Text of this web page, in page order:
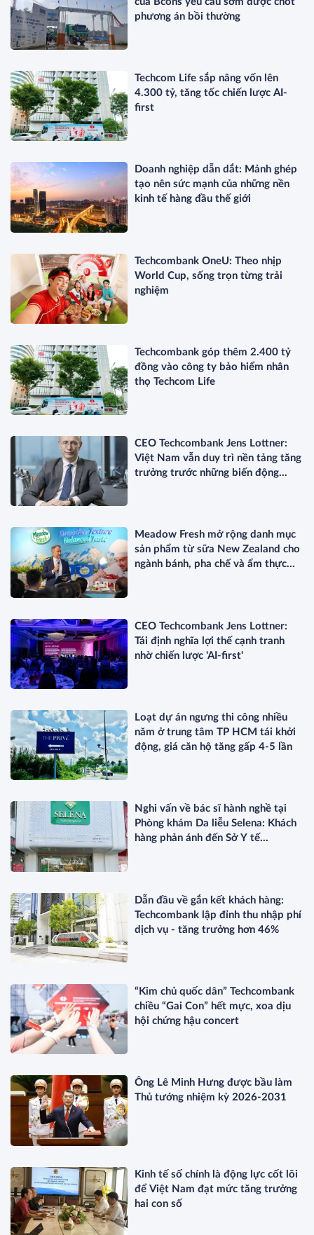
phương án bồi thường
Techcom Life sắp nâng vốn lên
4.300 tỷ, tăng tốc chiến lược AI-
first
Doanh nghiệp dẫn dắt: Mảnh ghép
tạo nên sức mạnh của những nền
kinh tế hàng đầu thế giới
Techcombank OneU: Theo nhịp
World Cup, sống trọn từng trải
nghiệm
Techcombank góp thêm 2.400 tỷ
đồng vào công ty bảo hiểm nhân
thọ Techcom Life
CEO Techcombank Jens Lottner:
Việt Nam vẫn duy trì nền tảng tăng
trưởng trước những biến động
Meadow Fresh mở rộng danh mục
sản phẩm từ sữa New Zealand cho
ngành bánh, pha chế và ẩm thực
CEO Techcombank Jens Lottner:
Tái định nghĩa lợi thế cạnh tranh
nhờ chiến lược 'AI-first'
Loạt dự án ngưng thi công nhiều
năm ở trung tâm TP HCM tái khởi
động, giá căn hộ tăng gấp 4-5 lần
Nghi vấn về bác sĩ hành nghề tại
Phòng khám Da liễu Selena: Khách
hàng phản ánh đến Sở Y tế
Dẫn đầu về gắn kết khách hàng:
Techcombank lập đỉnh thu nhập phí
dịch vụ - tăng trưởng hơn 46%
“Kim chủ quốc dân” Techcombank
chiều “Gai Con” hết mực, xoa dịu
hội chứng hậu concert
Ông Lê Minh Hưng được bầu làm
Thủ tướng nhiệm kỳ 2026-2031
Kinh tế số chính là động lực cốt lõi
để Việt Nam đạt mức tăng trưởng
hai con số